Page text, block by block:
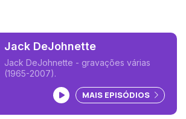
Jack DeJohnette
Jack DeJohnette - gravações várias
(1965-2007).
Ouvir podcast
MAIS EPISÓDIOS